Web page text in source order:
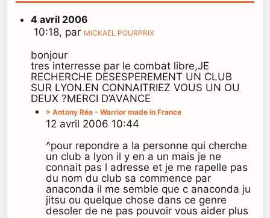
4 avril 2006
10:18, par MICKAEL POURPRIX
bonjour
tres interresse par le combat libre,JE
RECHERCHE DESESPEREMENT UN CLUB
SUR LYON.EN CONNAITRIEZ VOUS UN OU
DEUX ?MERCI D’AVANCE
> Antony Réa - Warrior made in France
12 avril 2006 10:44
^pour repondre a la personne qui cherche
un club a lyon il y en a un mais je ne
connait pas l adresse et je me rapelle pas
du nom du club sa commence par
anaconda il me semble que c anaconda ju
jitsu ou quelque chose dans ce genre
desoler de ne pas pouvoir vous aider plus